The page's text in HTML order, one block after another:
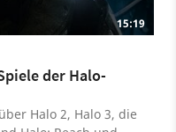
15:19
der Halo-
Halo 2, Halo 3, die